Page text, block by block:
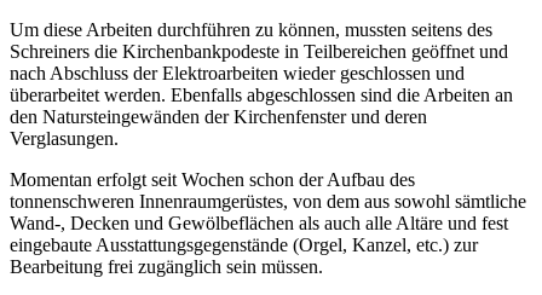
Um diese Arbeiten durchführen zu können, mussten seitens des
Schreiners die Kirchenbankpodeste in Teilbereichen geöffnet und
nach Abschluss der Elektroarbeiten wieder geschlossen und
überarbeitet werden. Ebenfalls abgeschlossen sind die Arbeiten an
den Natursteingewänden der Kirchenfenster und deren
Verglasungen.
Momentan erfolgt seit Wochen schon der Aufbau des
tonnenschweren Innenraumgerüstes, von dem aus sowohl sämtliche
Wand-, Decken und Gewölbeflächen als auch alle Altäre und fest
eingebaute Ausstattungsgegenstände (Orgel, Kanzel, etc.) zur
Bearbeitung frei zugänglich sein müssen.